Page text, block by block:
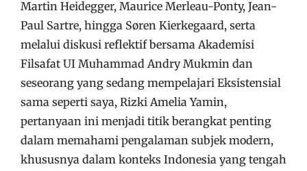
Martin Heidegger, Maurice Merleau-Ponty, Jean-
Paul Sartre, hingga Søren Kierkegaard, serta
melalui diskusi reflektif bersama Akademisi
Filsafat UI Muhammad Andry Mukmin dan
seseorang yang sedang mempelajari Eksistensial
sama seperti saya, Rizki Amelia Yamin,
pertanyaan ini menjadi titik berangkat penting
dalam memahami pengalaman subjek modern,
khususnya dalam konteks Indonesia yang tengah